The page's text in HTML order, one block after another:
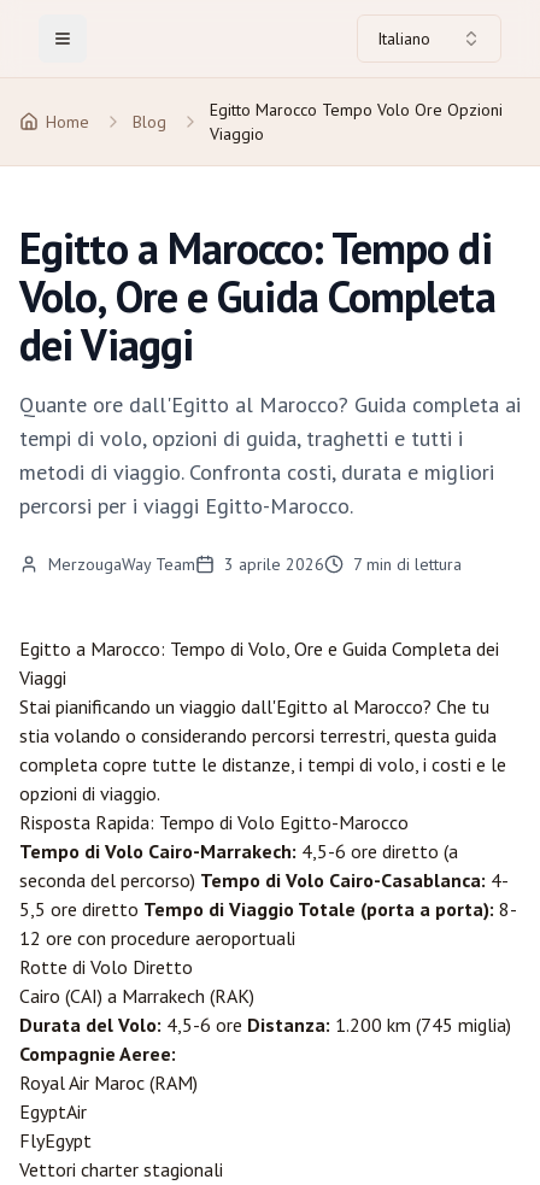
Toggle Menu Italiano
Home Blog
Egitto Marocco Tempo Volo Ore Opzioni
Viaggio
Egitto a Marocco: Tempo di
Volo, Ore e Guida Completa
dei Viaggi
Quante ore dall'Egitto al Marocco? Guida completa ai
tempi di volo, opzioni di guida, traghetti e tutti i
metodi di viaggio. Confronta costi, durata e migliori
percorsi per i viaggi Egitto-Marocco.
MerzougaWay Team 3 aprile 2026 7 min di lettura
Egitto a Marocco: Tempo di Volo, Ore e Guida Completa dei
Viaggi
Stai pianificando un viaggio dall'Egitto al Marocco? Che tu
stia volando o considerando percorsi terrestri, questa guida
completa copre tutte le distanze, i tempi di volo, i costi e le
opzioni di viaggio.
Risposta Rapida: Tempo di Volo Egitto-Marocco
Tempo di Volo Cairo-Marrakech: 4,5-6 ore diretto (a
seconda del percorso) Tempo di Volo Cairo-Casablanca: 4-
5,5 ore diretto Tempo di Viaggio Totale (porta a porta): 8-
12 ore con procedure aeroportuali
Rotte di Volo Diretto
Cairo (CAI) a Marrakech (RAK)
Durata del Volo: 4,5-6 ore Distanza: 1.200 km (745 miglia)
Compagnie Aeree:
Royal Air Maroc (RAM)
EgyptAir
FlyEgypt
Vettori charter stagionali